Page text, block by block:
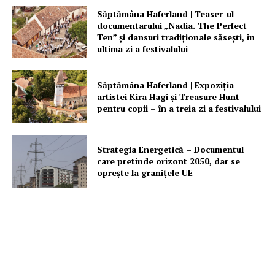
Săptămâna Haferland | Teaser-ul
documentarului „Nadia. The Perfect
Ten” şi dansuri tradiţionale săseşti, în
ultima zi a festivalului
Săptămâna Haferland | Expoziţia
artistei Kira Hagi şi Treasure Hunt
pentru copii – în a treia zi a festivalului
Strategia Energetică – Documentul
care pretinde orizont 2050, dar se
oprește la granițele UE